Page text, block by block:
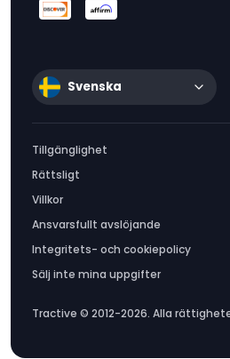
Svenska
Tillgänglighet
Rättsligt
Villkor
Ansvarsfullt avslöjande
Integritets- och cookiepolicy
Sälj inte mina uppgifter
Tractive © 2012-2026. Alla